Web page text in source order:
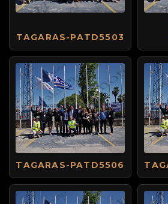
TAGARAS-PATD5503
TAGARAS-PATD5506